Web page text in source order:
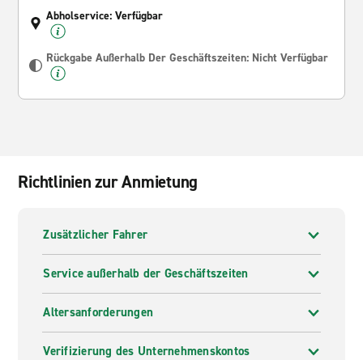
Abholservice: Verfügbar
Rückgabe Außerhalb Der Geschäftszeiten: Nicht Verfügbar
Richtlinien zur Anmietung
Zusätzlicher Fahrer
Service außerhalb der Geschäftszeiten
Altersanforderungen
Verifizierung des Unternehmenskontos